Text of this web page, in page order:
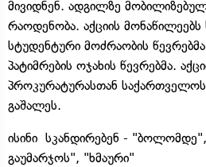
მივიდნენ. ადგილზე
რაოდენობა. აქციის მონაწილეებს
სტუდენტური მოძრაობის
პატიმრების ოჯახის წევრებმა.
პროკურატურასთან
გაშალეს.
ისინი სკანდირებენ -
გაუმარჯოს", "ხმაური"